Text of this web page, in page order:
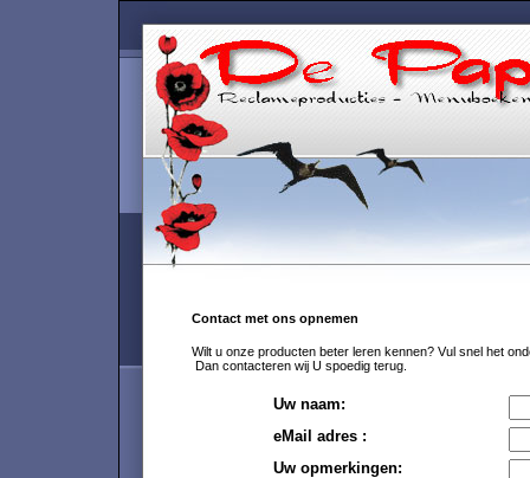
Contact met ons opnemen
Wilt u onze producten beter leren kennen? Vul snel het
Dan contacteren wij U spoedig terug.
Uw naam:
eMail adres :
Uw opmerkingen: